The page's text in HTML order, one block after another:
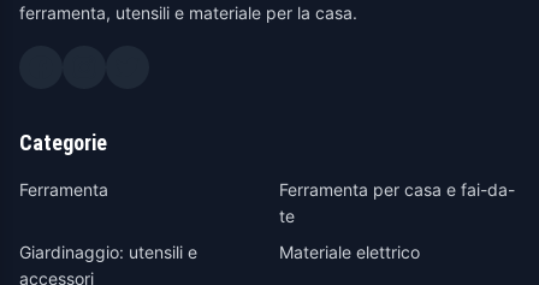
ferramenta, utensili e materiale per la casa.
Categorie
Ferramenta
Ferramenta per casa e fai-da-
te
Giardinaggio: utensili e
accessori
Materiale elettrico